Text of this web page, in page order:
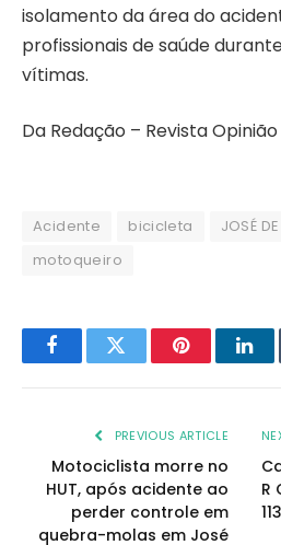
isolamento da área do
profissionais de saúde
vítimas.
Da Redação – Revista Opinião
Acidente bicicleta
JOSÉ
motoqueiro
FacebookTwitter Pinterest
PREVIOUS ARTICLE
Motociclista morre no
HUT, após acidente ao
perder controle em
quebra-molas em José
R